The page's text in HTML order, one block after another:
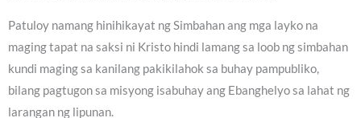
Patuloy namang hinihikayat ng Simbahan ang mga layko na
maging tapat na saksi ni Kristo hindi lamang sa loob ng simbahan
kundi maging sa kanilang pakikilahok sa buhay pampubliko,
bilang pagtugon sa misyong isabuhay ang Ebanghelyo sa lahat ng
larangan ng lipunan.